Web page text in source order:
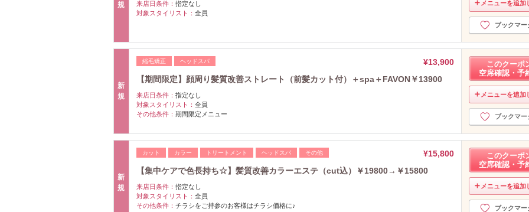
規
来店日条件： 指定なし
対象スタイリスト： 全員
メニューを追加
ブックマー
新
規
縮毛矯正 ヘッドスパ
¥13,900
【期間限定】顔周り髪質改善ストレート（前髪カット付）＋spa＋FAVON￥13900
来店日条件： 指定なし
対象スタイリスト： 全員
その他条件： 期間限定メニュー
このクーポ
空席確認・予
メニューを追加
ブックマー
新
規
カット カラー トリートメント ヘッドスパ その他
¥15,800
【集中ケアで色長持ち☆】髪質改善カラーエステ（cut込）￥19800→￥15800
来店日条件： 指定なし
対象スタイリスト： 全員
その他条件： チラシをご持参のお客様はチラシ価格に♪
このクーポ
空席確認・予
メニューを追加
ブックマー